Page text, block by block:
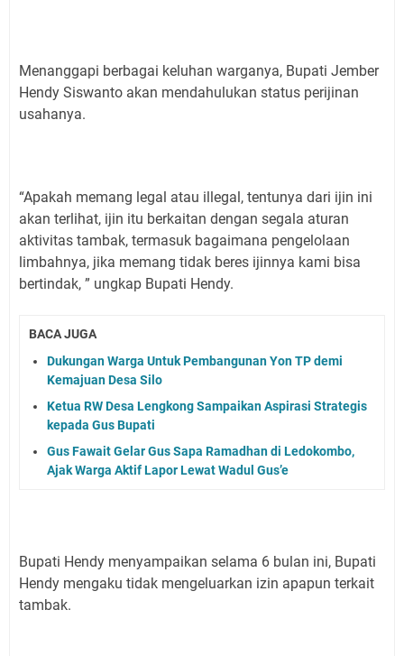
Menanggapi berbagai keluhan warganya, Bupati Jember
Hendy Siswanto akan mendahulukan status perijinan
usahanya.
“Apakah memang legal atau illegal, tentunya dari ijin ini
akan terlihat, ijin itu berkaitan dengan segala aturan
aktivitas tambak, termasuk bagaimana pengelolaan
limbahnya, jika memang tidak beres ijinnya kami bisa
bertindak, ” ungkap Bupati Hendy.
BACA JUGA
Dukungan Warga Untuk Pembangunan Yon TP demi
Kemajuan Desa Silo
Ketua RW Desa Lengkong Sampaikan Aspirasi Strategis
kepada Gus Bupati
Gus Fawait Gelar Gus Sapa Ramadhan di Ledokombo,
Ajak Warga Aktif Lapor Lewat Wadul Gus’e
Bupati Hendy menyampaikan selama 6 bulan ini, Bupati
Hendy mengaku tidak mengeluarkan izin apapun terkait
tambak.